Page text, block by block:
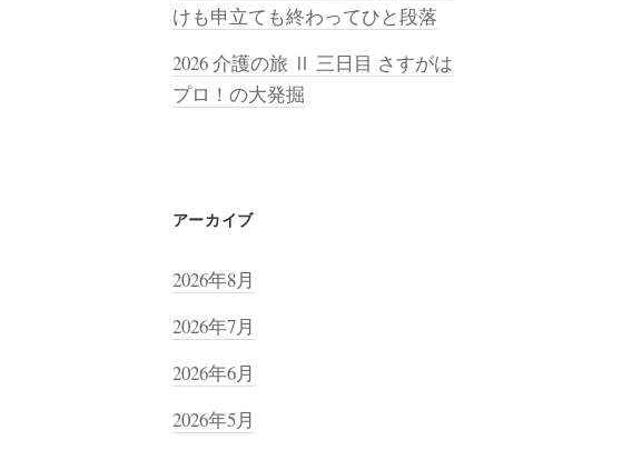
けも申立ても終わってひと段落
2026 介護の旅 Ⅱ 三日目 さすがは
プロ！の大発掘
アーカイブ
2026年8月
2026年7月
2026年6月
2026年5月